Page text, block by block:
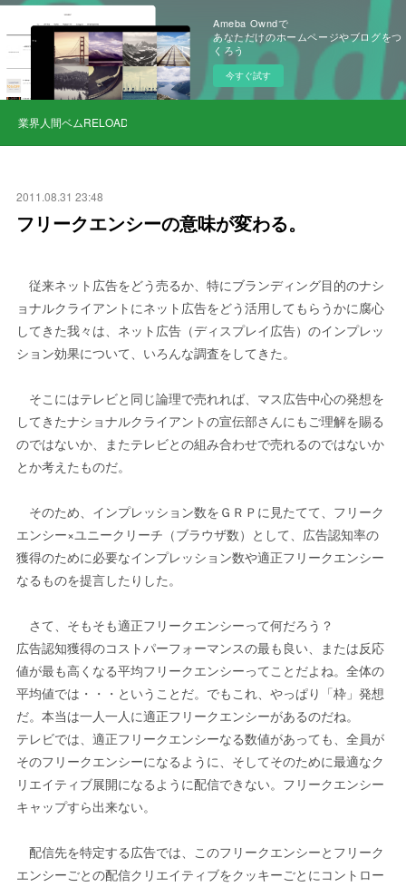
Ameba Owndで
あなただけのホームページやブログをつ
くろう
今すぐ試す
業界人間ベムRELOAD
2011.08.31 23:48
フリークエンシーの意味が変わる。
従来ネット広告をどう売るか、特にブランディング目的のナシ
ョナルクライアントにネット広告をどう活用してもらうかに腐心
してきた我々は、ネット広告（ディスプレイ広告）のインプレッ
ション効果について、いろんな調査をしてきた。
そこにはテレビと同じ論理で売れれば、マス広告中心の発想を
してきたナショナルクライアントの宣伝部さんにもご理解を賜る
のではないか、またテレビとの組み合わせで売れるのではないか
とか考えたものだ。
そのため、インプレッション数をＧＲＰに見たてて、フリーク
エンシー×ユニークリーチ（ブラウザ数）として、広告認知率の
獲得のために必要なインプレッション数や適正フリークエンシー
なるものを提言したりした。
さて、そもそも適正フリークエンシーって何だろう？
広告認知獲得のコストパーフォーマンスの最も良い、または反応
値が最も高くなる平均フリークエンシーってことだよね。全体の
平均値では・・・ということだ。でもこれ、やっぱり「枠」発想
だ。本当は一人一人に適正フリークエンシーがあるのだね。
テレビでは、適正フリークエンシーなる数値があっても、全員が
そのフリークエンシーになるように、そしてそのために最適なク
リエイティブ展開になるように配信できない。フリークエンシー
キャップすら出来ない。
配信先を特定する広告では、このフリークエンシーとフリーク
エンシーごとの配信クリエイティブをクッキーごとにコントロー